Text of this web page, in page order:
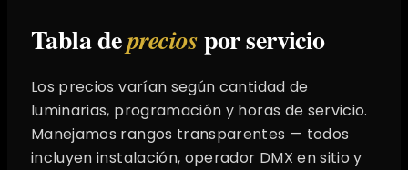
Tabla depreciospor servicio
Los precios varían según cantidad de
luminarias, programación y horas de servicio.
Manejamos rangos transparentes — todos
incluyen instalación, operador DMX en sitio y